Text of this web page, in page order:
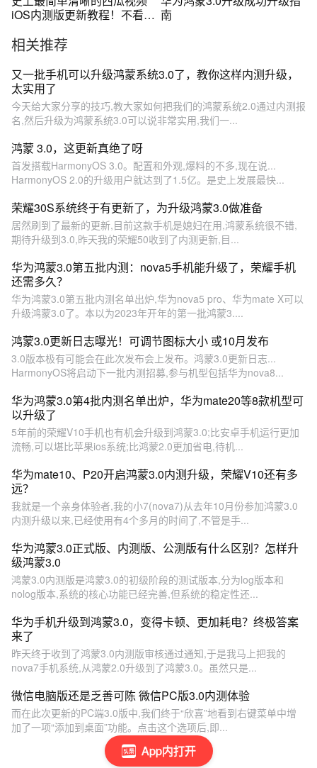
App内打开
iOS内测版更新教程！不看后 南
相关推荐
又一批手机可以升级鸿蒙系统3.0了，教你这样内测升级，
太实用了
今天给大家分享的技巧,教大家如何把我们的鸿蒙系统2.0通过内测报
名,然后升级为鸿蒙系统3.0可以说非常实用,我们一...
鸿蒙 3.0，这更新真绝了呀
首发搭载HarmonyOS 3.0。配置和外观,爆料的不多,现在说...
HarmonyOS 2.0的升级用户就达到了1.5亿。是史上发展最快...
荣耀30S系统终于有更新了，为升级鸿蒙3.0做准备
居然刷到了最新的更新,目前这款手机是媳妇在用,鸿蒙系统很不错,
期待升级到3.0,昨天我的荣耀50收到了内测更新,目...
华为鸿蒙3.0第五批内测：nova5手机能升级了，荣耀手机
还需多久？
华为鸿蒙3.0第五批内测名单出炉,华为nova5 pro、华为mate X可以
升级鸿蒙3.0了。本以为2023年开年的第一批鸿蒙3....
鸿蒙3.0更新日志曝光！可调节图标大小 或10月发布
3.0版本极有可能会在此次发布会上发布。鸿蒙3.0更新日志...
HarmonyOS将启动下一批内测招募,参与机型包括华为nova8...
华为鸿蒙3.0第4批内测名单出炉，华为mate20等8款机型可
以升级了
5年前的荣耀V10手机也有机会升级到鸿蒙3.0;比安卓手机运行更加
流畅,可以堪比苹果ios系统;比鸿蒙2.0更加省电,待机...
华为mate10、P20开启鸿蒙3.0内测升级，荣耀V10还有多
远？
我就是一个亲身体验者,我的小7(nova7)从去年10月份参加鸿蒙3.0
内测升级以来,已经使用有4个多月的时间了,不管是手...
华为鸿蒙3.0正式版、内测版、公测版有什么区别？怎样升
级鸿蒙3.0
鸿蒙3.0内测版是鸿蒙3.0的初级阶段的测试版本,分为log版本和
nolog版本,系统的核心功能已经完善,但系统的稳定性还...
华为手机升级到鸿蒙3.0，变得卡顿、更加耗电？终极答案
来了
昨天终于收到了鸿蒙3.0内测版审核通过通知,于是我马上把我的
nova7手机系统,从鸿蒙2.0升级到了鸿蒙3.0。虽然只是...
微信电脑版还是乏善可陈 微信PC版3.0内测体验
而在此次更新的PC端3.0版中,我们终于“欣喜”地看到右键菜单中增
加了一项“添加到桌面”功能。点击这个选项后,即...